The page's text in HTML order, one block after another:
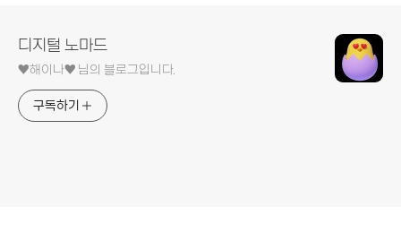
디지털 노마드
♥︎해이나♥︎ 님의 블로그입니다.
구독하기